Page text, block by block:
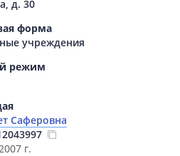
д. 30
форма
учреждения
режим
Саферовна
г.